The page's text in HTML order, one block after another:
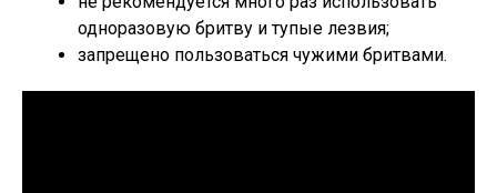
одноразовую бритву и тупые лезвия;
запрещено пользоваться чужими бритвами.